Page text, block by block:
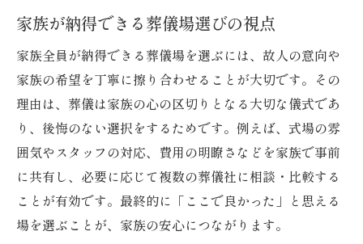
家族が納得できる葬儀場選びの視点
家族全員が納得できる葬儀場を選ぶには、故人の意向や
家族の希望を丁寧に擦り合わせることが大切です。その
理由は、葬儀は家族の心の区切りとなる大切な儀式であ
り、後悔のない選択をするためです。例えば、式場の雰
囲気やスタッフの対応、費用の明瞭さなどを家族で事前
に共有し、必要に応じて複数の葬儀社に相談・比較する
ことが有効です。最終的に「ここで良かった」と思える
場を選ぶことが、家族の安心につながります。